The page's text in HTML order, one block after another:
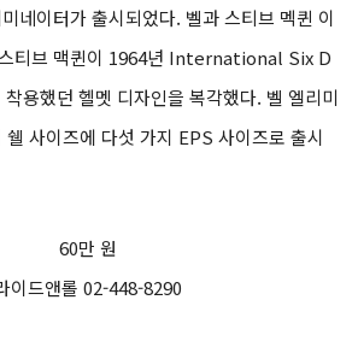
네이터가 출시되었다. 벨과 스티브 멕퀸 이
티브 맥퀸이 1964년 International Six D
용했던 헬멧 디자인을 복각했다. 벨 엘리미
사이즈에 다섯 가지 EPS 사이즈로 출시
60만 원
이드앤롤 02-448-8290